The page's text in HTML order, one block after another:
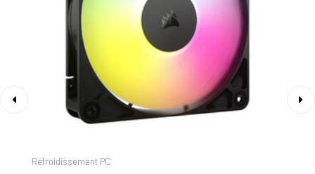
Refroidissement PC